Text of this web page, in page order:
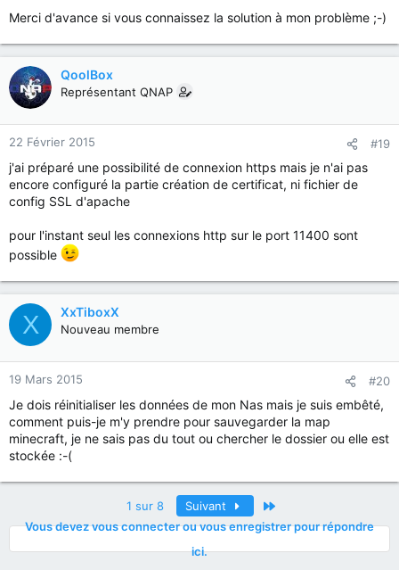
Merci d'avance si vous connaissez la solution à mon problème ;-)
QoolBox
Représentant QNAP
22 Février 2015 #19
j'ai préparé une possibilité de connexion https mais je n'ai pas
encore configuré la partie création de certificat, ni fichier de
config SSL d'apache
pour l'instant seul les connexions http sur le port 11400 sont
possible
X XxTiboxX
Nouveau membre
19 Mars 2015 #20
Je dois réinitialiser les données de mon Nas mais je suis embêté,
comment puis-je m'y prendre pour sauvegarder la map
minecraft, je ne sais pas du tout ou chercher le dossier ou elle est
stockée :-(
1 sur 8 Suivant
Vous devez vous connecter ou vous enregistrer pour répondre
ici.